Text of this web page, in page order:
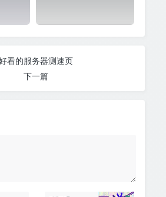
看的服务器测速页
下一篇